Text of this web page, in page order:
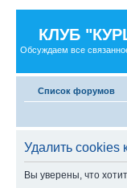
КЛУБ
Обсуждаем все
Список форумов
Удалить cookies
Вы уверены, что